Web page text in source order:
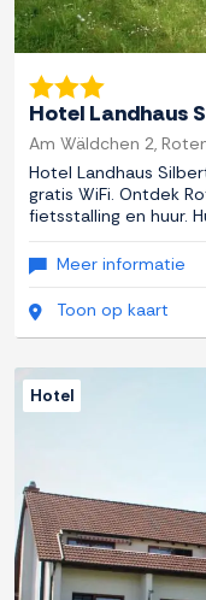
Hotel Landhaus
Am Wäldchen 2,
Hotel Landhaus
gratis WiFi. Ontdek
fietsstalling en huur.
Meer informatie
Toon op kaart
Hotel